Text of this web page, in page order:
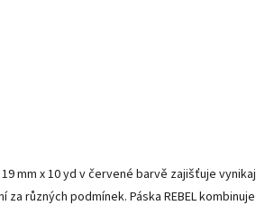
mm x 10 yd v červené barvě zajišťuje
různých podmínek. Páska REBEL